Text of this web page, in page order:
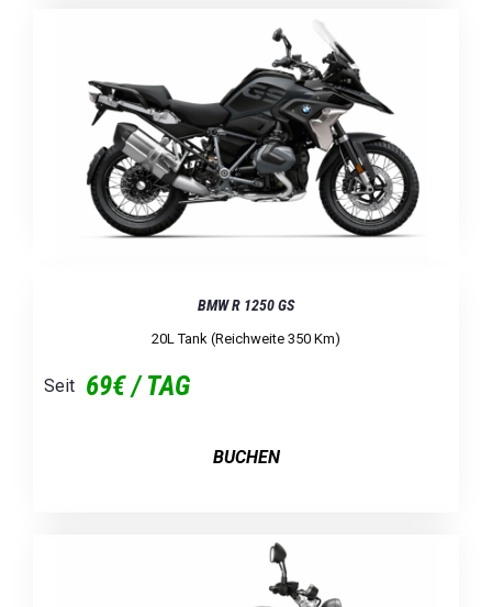
BMW R 1250 GS
20L Tank (Reichweite 350 Km)
Seit 69€ / TAG
BUCHEN